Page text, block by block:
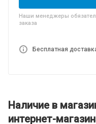
Наши менеджеры
заказа
Бесплатная
Наличие в
интернет-